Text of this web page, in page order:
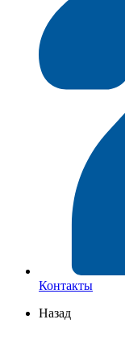
Контакты
Назад